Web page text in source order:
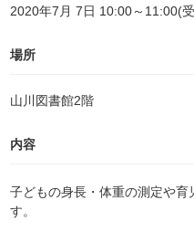
2020年7月 7日 10:00～11:00(
場所
山川図書館2階
内容
子どもの身長・体重の測定や育
す。